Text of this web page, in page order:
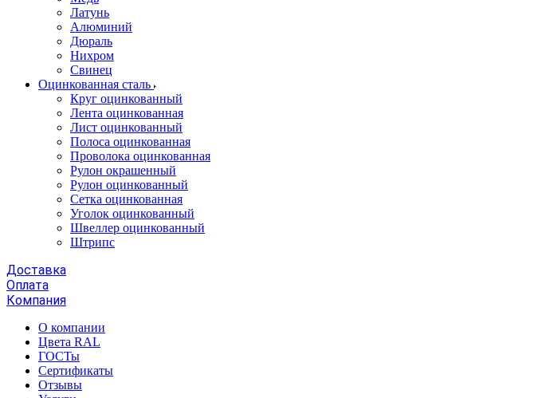
Латунь
Алюминий
Дюраль
Нихром
Свинец
Оцинкованная сталь
Круг оцинкованный
Лента оцинкованная
Лист оцинкованный
Полоса оцинкованная
Проволока оцинкованная
Рулон окрашенный
Рулон оцинкованный
Сетка оцинкованная
Уголок оцинкованный
Швеллер оцинкованный
Штрипс
Доставка
Оплата
Компания
О компании
Цвета RAL
ГОСТы
Сертификаты
Отзывы